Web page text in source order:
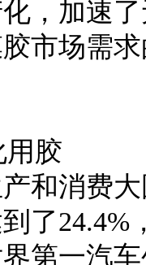
，加速
市场需
胶
消费大
了24.4%
第一汽